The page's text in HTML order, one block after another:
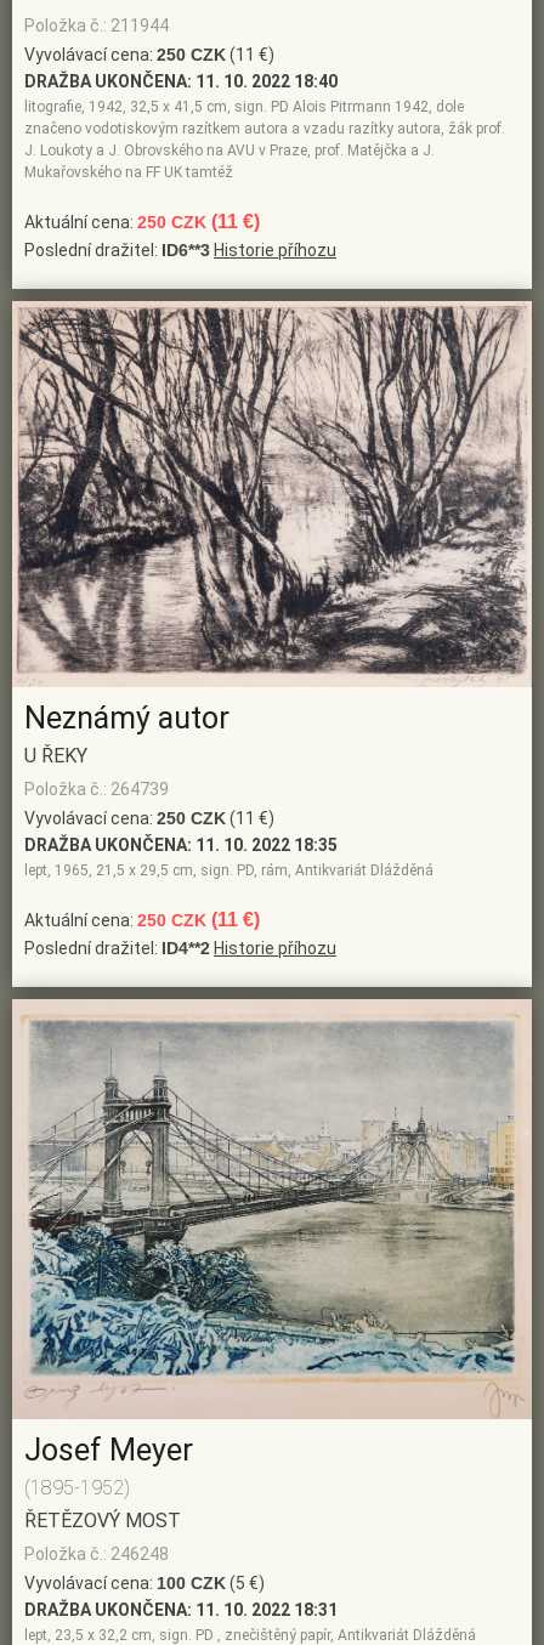
Položka č.: 211944
Vyvolávací cena: 250 CZK(11 €)
DRAŽBA UKONČENA: 11. 10. 2022 18:40
litografie, 1942, 32,5 x 41,5 cm, sign. PD Alois Pitrmann 1942, dole
značeno vodotiskovým razítkem autora a vzadu razítky autora, žák prof.
J. Loukoty a J. Obrovského na AVU v Praze, prof. Matějčka a J.
Mukařovského na FF UK tamtéž
Aktuální cena: 250 CZK (11 €)
Poslední dražitel: ID6**3 Historie příhozu
Neznámý autor
U ŘEKY
Položka č.: 264739
Vyvolávací cena: 250 CZK(11 €)
DRAŽBA UKONČENA: 11. 10. 2022 18:35
lept, 1965, 21,5 x 29,5 cm, sign. PD, rám, Antikvariát Dlážděná
Aktuální cena: 250 CZK (11 €)
Poslední dražitel: ID4**2 Historie příhozu
Josef Meyer
(1895-1952)
ŘETĚZOVÝ MOST
Položka č.: 246248
Vyvolávací cena: 100 CZK(5 €)
DRAŽBA UKONČENA: 11. 10. 2022 18:31
lept, 23,5 x 32,2 cm, sign. PD , znečištěný papír, Antikvariát Dlážděná